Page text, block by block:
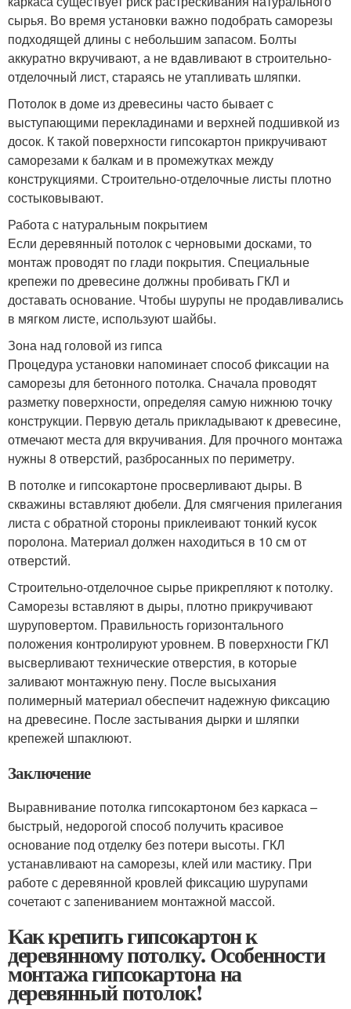
сырья. Во время установки важно подобрать саморезы
подходящей длины с небольшим запасом. Болты
аккуратно вкручивают, а не вдавливают в строительно-
отделочный лист, стараясь не утапливать шляпки.
Потолок в доме из древесины часто бывает с
выступающими перекладинами и верхней подшивкой из
досок. К такой поверхности гипсокартон прикручивают
саморезами к балкам и в промежутках между
конструкциями. Строительно-отделочные листы плотно
состыковывают.
Работа с натуральным покрытием
Если деревянный потолок с черновыми досками, то
монтаж проводят по глади покрытия. Специальные
крепежи по древесине должны пробивать ГКЛ и
доставать основание. Чтобы шурупы не продавливались
в мягком листе, используют шайбы.
Зона над головой из гипса
Процедура установки напоминает способ фиксации на
саморезы для бетонного потолка. Сначала проводят
разметку поверхности, определяя самую нижнюю точку
конструкции. Первую деталь прикладывают к древесине,
отмечают места для вкручивания. Для прочного монтажа
нужны 8 отверстий, разбросанных по периметру.
В потолке и гипсокартоне просверливают дыры. В
скважины вставляют дюбели. Для смягчения прилегания
листа с обратной стороны приклеивают тонкий кусок
поролона. Материал должен находиться в 10 см от
отверстий.
Строительно-отделочное сырье прикрепляют к потолку.
Саморезы вставляют в дыры, плотно прикручивают
шуруповертом. Правильность горизонтального
положения контролируют уровнем. В поверхности ГКЛ
высверливают технические отверстия, в которые
заливают монтажную пену. После высыхания
полимерный материал обеспечит надежную фиксацию
на древесине. После застывания дырки и шляпки
крепежей шпаклюют.
Заключение
Выравнивание потолка гипсокартоном без каркаса –
быстрый, недорогой способ получить красивое
основание под отделку без потери высоты. ГКЛ
устанавливают на саморезы, клей или мастику. При
работе с деревянной кровлей фиксацию шурупами
сочетают с запениванием монтажной массой.
Как крепить гипсокартон к
деревянному потолку. Особенности
монтажа гипсокартона на
деревянный потолок!